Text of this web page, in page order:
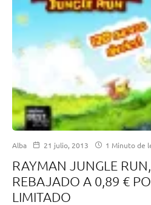
Alba 21 julio, 2013 1 Minuto de
RAYMAN JUNGLE
REBAJADO A 0,89 €
LIMITADO